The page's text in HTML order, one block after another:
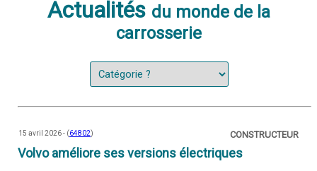
Actualités du monde de la
carrosserie
15 avril 2026 - (64802) CONSTRUCTEUR
Volvo améliore ses versions électriques